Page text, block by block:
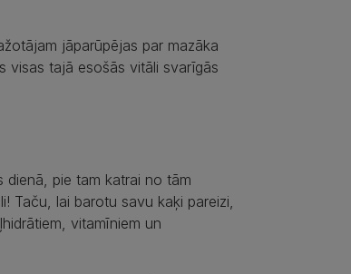
jāparūpējas par mazāka
visas tajā esošās vitāli svarīgās
dienā, pie tam katrai no tām
Taču, lai barotu savu kaķi pareizi,
vitamīniem un